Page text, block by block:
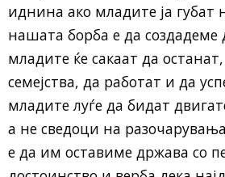
иднина ако младите ја губат
нашата борба е да создадеме
младите ќе сакаат да
семејства, да работат и да
младите луѓе да бидат
а не сведоци на
е да им оставиме држава со